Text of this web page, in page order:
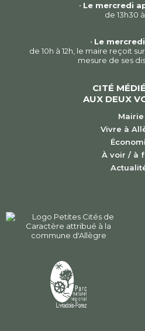
• Le mercredi
de 13h30 à
• Le
de 10h à 12h, le maire reçoit
mesure de ses
CITÉ
AUX DEUX
Mairie
Vivre à
À voir / à